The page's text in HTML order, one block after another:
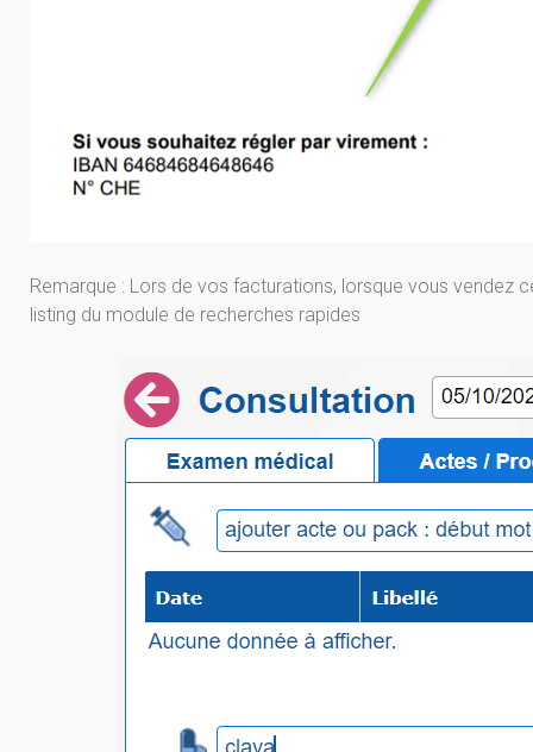
Remarque : Lors de vos facturations, lorsque vous
listing du module de recherches rapides